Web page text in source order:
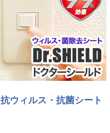
抗ウィルス・抗菌シート